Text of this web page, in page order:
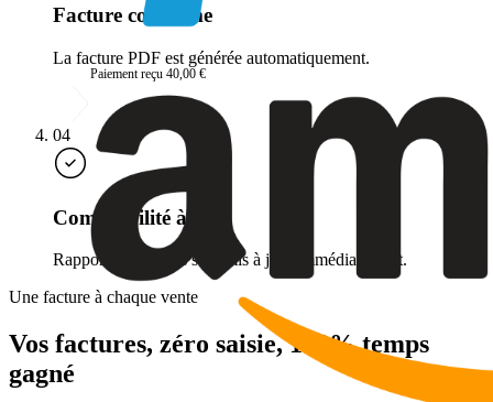
Paiement reçu 40,00 €
Facture conforme
La facture PDF est générée automatiquement.
04
Comptabilité à jour
Rapports et exports sont mis à jour immédiatement.
Une facture à chaque vente
Vos factures, zéro saisie, 100% temps
gagné